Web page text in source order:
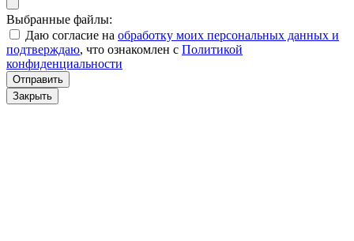
Выбранные файлы:
Даю согласие на обработку моих персональных данных и
подтверждаю, что ознакомлен с Политикой
конфиденциальности
Отправить
Закрыть